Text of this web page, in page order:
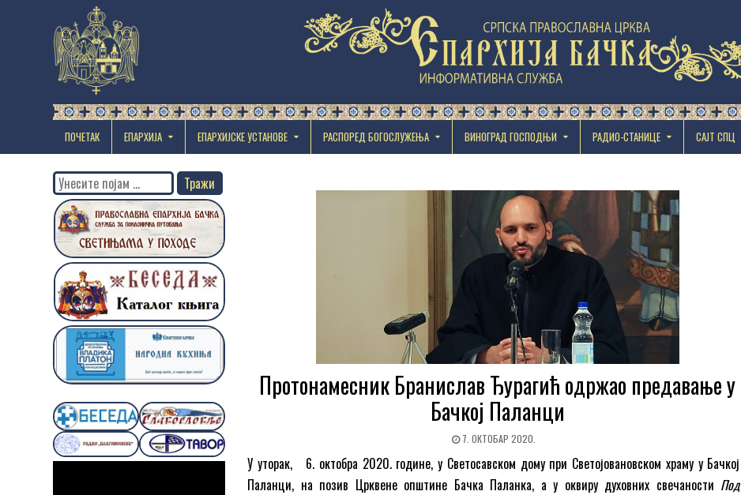
ПОЧЕТАК ЕПАРХИЈА EПАРХИЈСКЕ УСТАНОВЕ РАСПОРЕД БОГОСЛУЖЕЊА ВИНОГРАД ГОСПОДЊИ РАДИО-СТАНИЦЕ САЈТ СПЦ
Протонамесник Бранислав Ђурагић одржао предавање у
Бачкој Паланци
7. ОКТОБАР 2020.
У уторак, 6. октобра 2020. године, у Светосавском дому при Светојовановском храму у Бачкој
Паланци, на позив Црквене општине Бачка Паланка, а у оквиру духовних свечаности Под
Search
for: